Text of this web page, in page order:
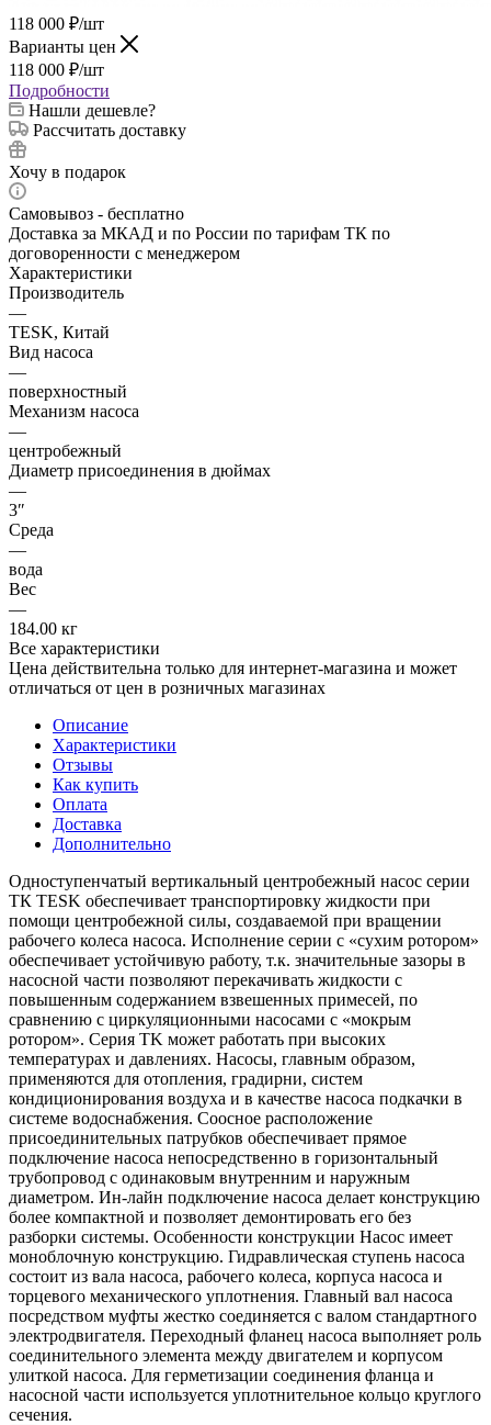
118 000 ₽/шт
Варианты цен
118 000 ₽/шт
Подробности
Нашли дешевле?
Рассчитать доставку
Хочу в подарок
Самовывоз - бесплатно
Доставка за МКАД и по России по тарифам ТК по
договоренности с менеджером
Характеристики
Производитель
—
TESK, Китай
Вид насоса
—
поверхностный
Механизм насоса
—
центробежный
Диаметр присоединения в дюймах
—
3″
Среда
—
вода
Вес
—
184.00 кг
Все характеристики
Цена действительна только для интернет-магазина и может
отличаться от цен в розничных магазинах
Описание
Характеристики
Отзывы
Как купить
Оплата
Доставка
Дополнительно
Одноступенчатый вертикальный центробежный насос серии
ТК TESK обеспечивает транспортировку жидкости при
помощи центробежной силы, создаваемой при вращении
рабочего колеса насоса. Исполнение серии с «сухим ротором»
обеспечивает устойчивую работу, т.к. значительные зазоры в
насосной части позволяют перекачивать жидкости с
повышенным содержанием взвешенных примесей, по
сравнению с циркуляционными насосами с «мокрым
ротором». Серия TK может работать при высоких
температурах и давлениях. Насосы, главным образом,
применяются для отопления, градирни, систем
кондиционирования воздуха и в качестве насоса подкачки в
системе водоснабжения. Соосное расположение
присоединительных патрубков обеспечивает прямое
подключение насоса непосредственно в горизонтальный
трубопровод с одинаковым внутренним и наружным
диаметром. Ин-лайн подключение насоса делает конструкцию
более компактной и позволяет демонтировать его без
разборки системы. Особенности конструкции Насос имеет
моноблочную конструкцию. Гидравлическая ступень насоса
состоит из вала насоса, рабочего колеса, корпуса насоса и
торцевого механического уплотнения. Главный вал насоса
посредством муфты жестко соединяется с валом стандартного
электродвигателя. Переходный фланец насоса выполняет роль
соединительного элемента между двигателем и корпусом
улиткой насоса. Для герметизации соединения фланца и
насосной части используется уплотнительное кольцо круглого
сечения.